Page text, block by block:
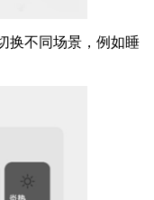
换不同场景，例如睡